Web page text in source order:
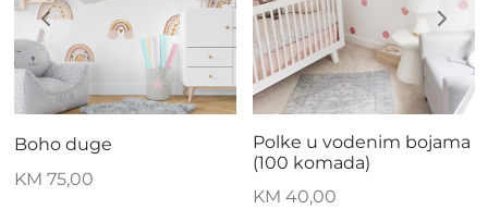
Boho duge
KM 75,00
Polke u vodenim bojama
(100 komada)
KM 40,00